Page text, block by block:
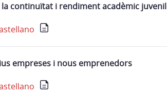
continuïtat i rendiment acadèmic juvenil
empreses i nous emprenedors